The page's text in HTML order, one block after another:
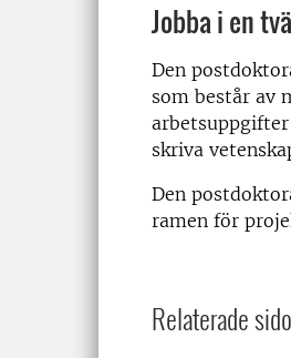
Jobba i en
Den
som består av
skriva
Den
ramen för
Relaterade